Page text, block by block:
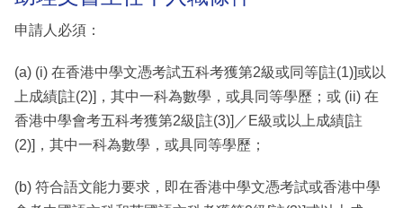
申請人必須：
(a) (i) 在香港中學文憑考試五科考獲第2級或同等[註(1)]或以
上成績[註(2)]，其中一科為數學，或具同等學歷；或 (ii) 在
香港中學會考五科考獲第2級[註(3)]／E級或以上成績[註
(2)]，其中一科為數學，或具同等學歷；
(b) 符合語文能力要求，即在香港中學文憑考試或香港中學